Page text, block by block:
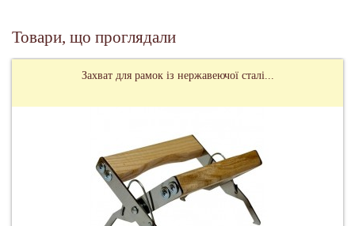
Товари, що проглядали
Захват для рамок із нержавеючої сталі...